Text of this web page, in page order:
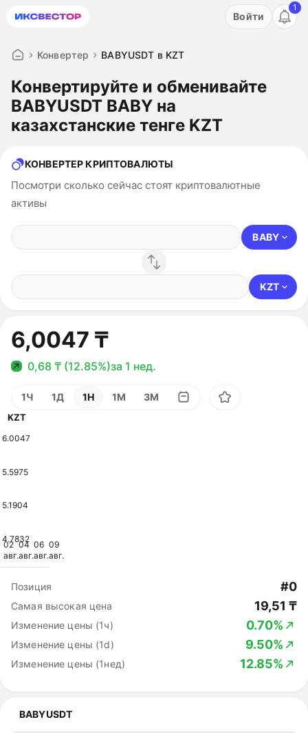
Акция: бесплатный пробный период на 3 дня!
Войти
1
Конвертер BABYUSDT в KZT
Конвертируйте и обменивайте
BABYUSDT BABY на
казахстанские тенге KZT
КОНВЕРТЕР КРИПТОВАЛЮТЫ
Посмотри сколько сейчас стоят криптовалютные
активы
BABY
KZT
6,0047 ₸
0,68 ₸ (12.85%)за 1 нед.
1Ч 1Д 1Н 1М 3М
02
авг.
04
авг.
06
авг.
09
авг.
KZT
6.0047
5.5975
5.1904
4.7832
Позиция #0
Самая высокая цена 19,51 ₸
Изменение цены (1ч) 0.70%
Изменение цены (1d) 9.50%
Изменение цены (1нед) 12.85%
BABYUSDT